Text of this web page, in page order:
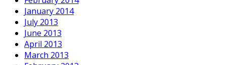
January 2014
July 2013
June 2013
April 2013
March 2013